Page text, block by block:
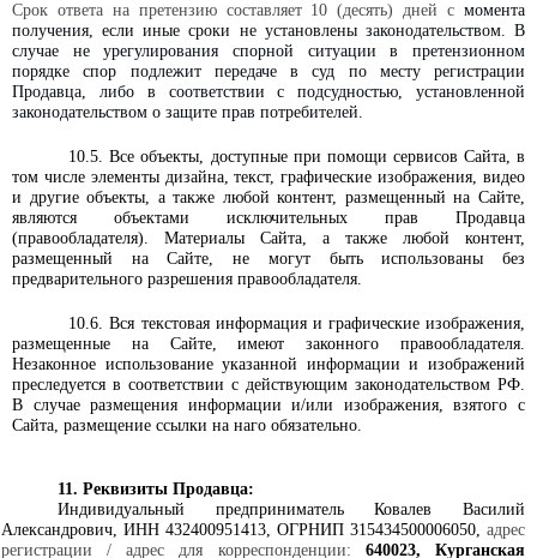
Срок ответа на претензию составляет 10 (десять) дней с момента
получения, если иные сроки не установлены законодательством. В
случае не урегулирования спорной ситуации в претензионном
порядке спор подлежит передаче в суд по месту регистрации
Продавца, либо в соответствии с подсудностью, установленной
законодательством о защите прав потребителей.
10.5. Все объекты, доступные при помощи сервисов Сайта, в
том числе элементы дизайна, текст, графические изображения, видео
и другие объекты, а также любой контент, размещенный на Сайте,
являются объектами исключительных прав Продавца
(правообладателя). Материалы Сайта, а также любой контент,
размещенный на Сайте, не могут быть использованы без
предварительного разрешения правообладателя.
10.6. Вся текстовая информация и графические изображения,
размещенные на Сайте, имеют законного правообладателя.
Незаконное использование указанной информации и изображений
преследуется в соответствии с действующим законодательством РФ.
В случае размещения информации и/или изображения, взятого с
Сайта, размещение ссылки на наго обязательно.
11. Реквизиты Продавца:
Индивидуальный предприниматель Ковалев Василий
Александрович, ИНН 432400951413, ОГРНИП 315434500006050, адрес
регистрации / адрес для корреспонденции: 640023, Курганская